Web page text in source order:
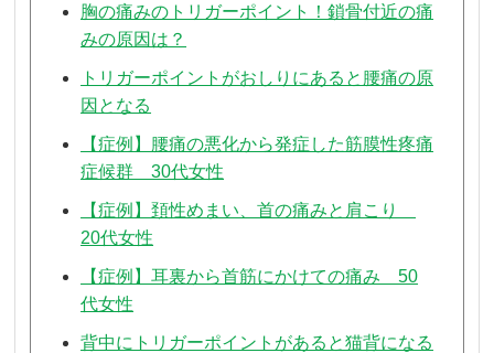
胸の痛みのトリガーポイント！鎖骨付近の痛
みの原因は？
トリガーポイントがおしりにあると腰痛の原
因となる
【症例】腰痛の悪化から発症した筋膜性疼痛
症候群 30代女性
【症例】頚性めまい、首の痛みと肩こり
20代女性
【症例】耳裏から首筋にかけての痛み 50
代女性
背中にトリガーポイントがあると猫背になる